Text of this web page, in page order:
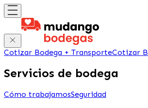
Cotizar Bodega + TransporteCotizar
Servicios de bodega
Cómo trabajamosSeguridad